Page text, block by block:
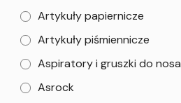
Artykuły papiernicze
Artykuły piśmiennicze
Aspiratory i gruszki do nosa
Asrock